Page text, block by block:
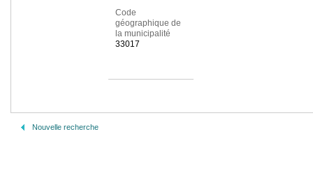
Code
géographique de
la municipalité
33017
Nouvelle recherche